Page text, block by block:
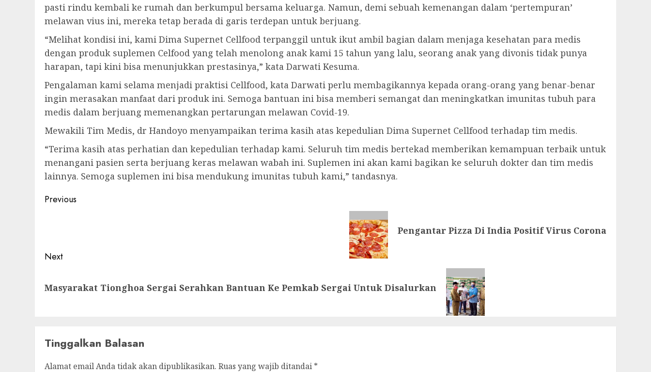
pasti rindu kembali ke rumah dan berkumpul bersama keluarga. Namun, demi sebuah kemenangan dalam ‘pertempuran’
melawan vius ini, mereka tetap berada di garis terdepan untuk berjuang.
“Melihat kondisi ini, kami Dima Supernet Cellfood terpanggil untuk ikut ambil bagian dalam menjaga kesehatan para medis
dengan produk suplemen Celfood yang telah menolong anak kami 15 tahun yang lalu, seorang anak yang divonis tidak punya
harapan, tapi kini bisa menunjukkan prestasinya,” kata Darwati Kesuma.
Pengalaman kami selama menjadi praktisi Cellfood, kata Darwati perlu membagikannya kepada orang-orang yang benar-benar
ingin merasakan manfaat dari produk ini. Semoga bantuan ini bisa memberi semangat dan meningkatkan imunitas tubuh para
medis dalam berjuang memenangkan pertarungan melawan Covid-19.
Mewakili Tim Medis, dr Handoyo menyampaikan terima kasih atas kepedulian Dima Supernet Cellfood terhadap tim medis.
“Terima kasih atas perhatian dan kepedulian terhadap kami. Seluruh tim medis bertekad memberikan kemampuan terbaik untuk
menangani pasien serta berjuang keras melawan wabah ini. Suplemen ini akan kami bagikan ke seluruh dokter dan tim medis
lainnya. Semoga suplemen ini bisa mendukung imunitas tubuh kami,” tandasnya.
Post
Previous
Pengantar Pizza Di India Positif Virus Corona
Next
post:
Masyarakat Tionghoa Sergai Serahkan Bantuan Ke Pemkab Sergai Untuk Disalurkan
Tinggalkan Balasan
Alamat email Anda tidak akan dipublikasikan. Ruas yang wajib ditandai *